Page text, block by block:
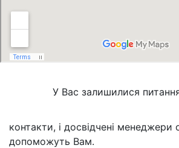
У Вас залишилися
контакти, і досвідчені менеджери
допоможуть Вам.